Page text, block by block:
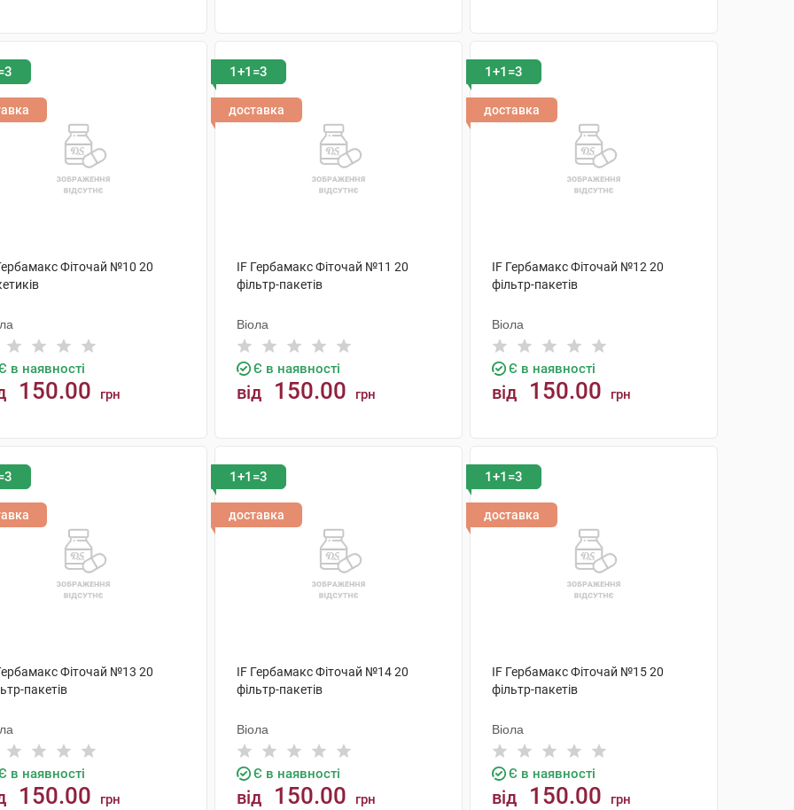
Фіточай №10 20
в наявності
150.00 грн
1+1=3
доставка
IF Гербамакс Фіточай №11 20
фільтр-пакетів
Віола
Є в наявності
від 150.00 грн
1+1=3
доставка
IF Гербамакс Фіточай №12 20
фільтр-пакетів
Віола
Є в наявності
від 150.00 грн
Фіточай №13 20
пакетів
в наявності
150.00 грн
1+1=3
доставка
IF Гербамакс Фіточай №14 20
фільтр-пакетів
Віола
Є в наявності
від 150.00 грн
1+1=3
доставка
IF Гербамакс Фіточай №15 20
фільтр-пакетів
Віола
Є в наявності
від 150.00 грн